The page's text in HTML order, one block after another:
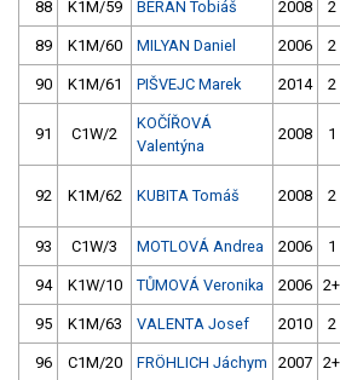
88 K1M/59 BERAN Tobiáš 2008 2
89 K1M/60 MILYAN Daniel 2006 2
90 K1M/61 PIŠVEJC Marek 2014 2
91 C1W/2
KOČÍŘOVÁ
Valentýna
2008 1
92 K1M/62 KUBITA Tomáš 2008 2
93 C1W/3 MOTLOVÁ Andrea 2006 1
94 K1W/10 TŮMOVÁ Veronika 2006 2+
95 K1M/63 VALENTA Josef 2010 2
96 C1M/20 FRÖHLICH Jáchym 2007 2+